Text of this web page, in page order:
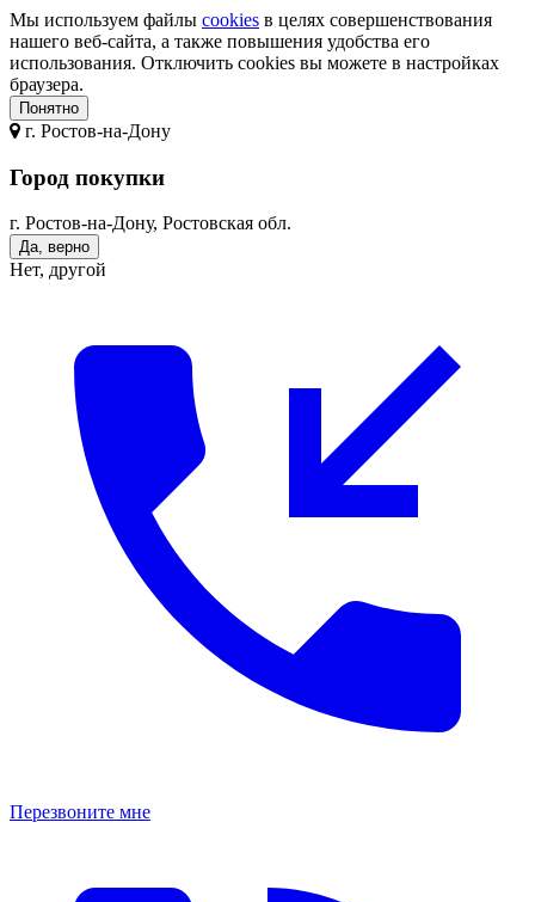
Мы используем файлы cookies в целях совершенствования
нашего веб-сайта, а также повышения удобства его
использования. Отключить cookies вы можете в настройках
браузера.
Понятно
г. Ростов-на-Дону
Город покупки
г. Ростов-на-Дону, Ростовская обл.
Да, верно
Нет, другой
Перезвоните мне